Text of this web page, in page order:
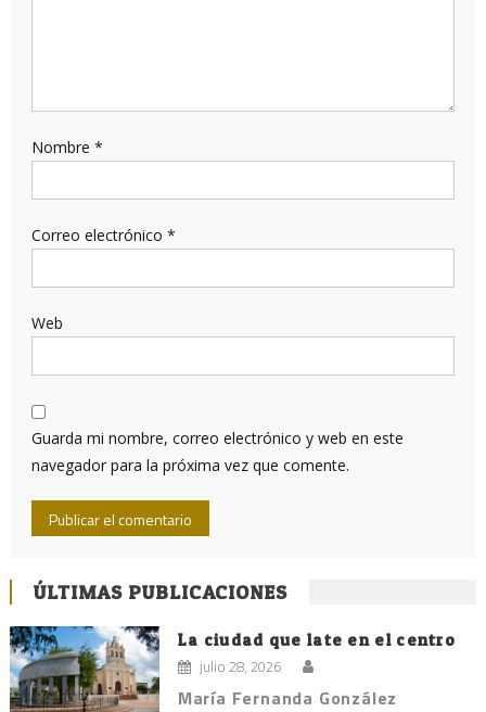
Nombre *
Correo electrónico *
Web
Guarda mi nombre, correo electrónico y web en este
navegador para la próxima vez que comente.
ÚLTIMAS PUBLICACIONES
La ciudad que late en el centro
julio 28, 2026
María Fernanda González